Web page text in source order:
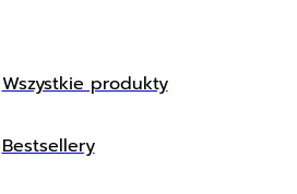
Wszystkie produkty
Bestsellery